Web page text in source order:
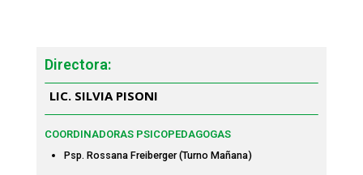
Directora:
LIC. SILVIA PISONI
COORDINADORAS PSICOPEDAGOGAS
Psp. Rossana Freiberger (Turno Mañana)